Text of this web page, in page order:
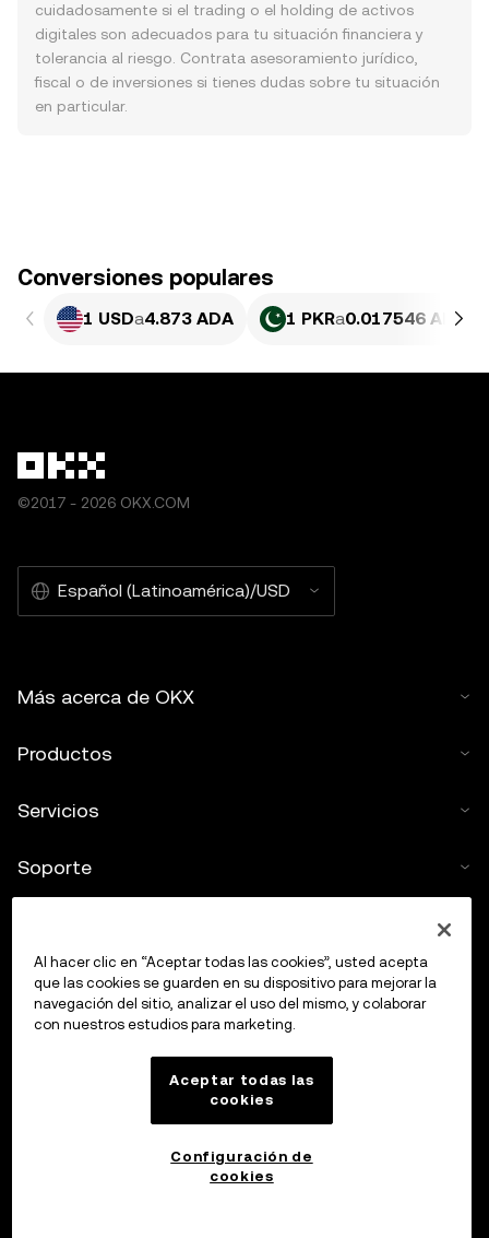
cuidadosamente si el trading o el holding de activos
digitales son adecuados para tu situación financiera y
tolerancia al riesgo. Contrata asesoramiento jurídico,
fiscal o de inversiones si tienes dudas sobre tu situación
en particular.
Conversiones populares
1 USDa4.873 ADA 1 PKRa0.017546 ADA
©2017 - 2026 OKX.COM
Español (Latinoamérica)/USD
Más acerca de OKX
Productos
Servicios
Soporte
Calculadora de criptomonedas
Al hacer clic en “Aceptar todas las cookies”, usted acepta
que las cookies se guarden en su dispositivo para mejorar la
navegación del sitio, analizar el uso del mismo, y colaborar
con nuestros estudios para marketing.
Aceptar todas las
cookies
Configuración de
cookies